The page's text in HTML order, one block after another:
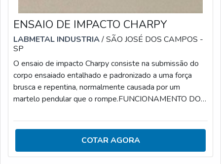
ENSAIO DE IMPACTO CHARPY
LABMETAL INDUSTRIA/ SÃO JOSÉ DOS CAMPOS -
SP
O ensaio de impacto Charpy consiste na submissão do
corpo ensaiado entalhado e padronizado a uma força
brusca e repentina, normalmente causada por um
martelo pendular que o rompe.FUNCIONAMENTO DO
relação a um possível caso de fratura no projeto em que
deformação; Estado de tensão trixial; Baixa temperatura;
Entre outras.Por ser um dos mais empregados para o
COTAR AGORA